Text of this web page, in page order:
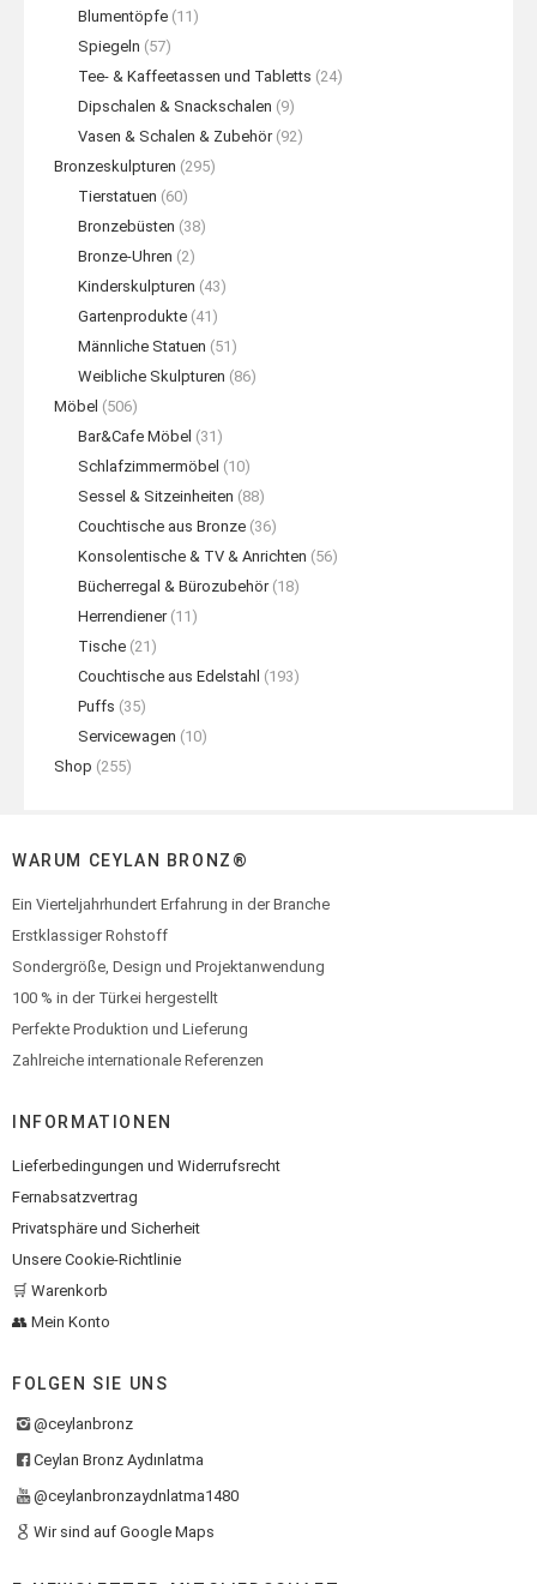
Blumentöpfe (11)
Spiegeln (57)
Tee- & Kaffeetassen und Tabletts (24)
Dipschalen & Snackschalen (9)
Vasen & Schalen & Zubehör (92)
Bronzeskulpturen (295)
Tierstatuen (60)
Bronzebüsten (38)
Bronze-Uhren (2)
Kinderskulpturen (43)
Gartenprodukte (41)
Männliche Statuen (51)
Weibliche Skulpturen (86)
Möbel (506)
Bar&Cafe Möbel (31)
Schlafzimmermöbel (10)
Sessel & Sitzeinheiten (88)
Couchtische aus Bronze (36)
Konsolentische & TV & Anrichten (56)
Bücherregal & Bürozubehör (18)
Herrendiener (11)
Tische (21)
Couchtische aus Edelstahl (193)
Puffs (35)
Servicewagen (10)
Shop (255)
WARUM CEYLAN BRONZ®
Ein Vierteljahrhundert Erfahrung in der Branche
Erstklassiger Rohstoff
Sondergröße, Design und Projektanwendung
100 % in der Türkei hergestellt
Perfekte Produktion und Lieferung
Zahlreiche internationale Referenzen
INFORMATIONEN
Lieferbedingungen und Widerrufsrecht
Fernabsatzvertrag
Privatsphäre und Sicherheit
Unsere Cookie-Richtlinie
🛒 Warenkorb
👥 Mein Konto
FOLGEN SIE UNS
@ceylanbronz
Ceylan Bronz Aydınlatma
@ceylanbronzaydnlatma1480
Wir sind auf Google Maps